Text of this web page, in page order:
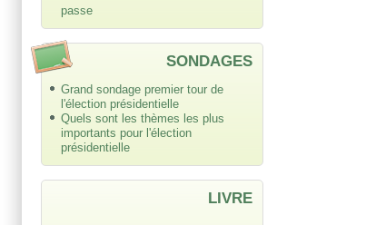
passe
SONDAGES
Grand sondage premier tour de
l'élection présidentielle
Quels sont les thèmes les plus
importants pour l'élection
présidentielle
LIVRE